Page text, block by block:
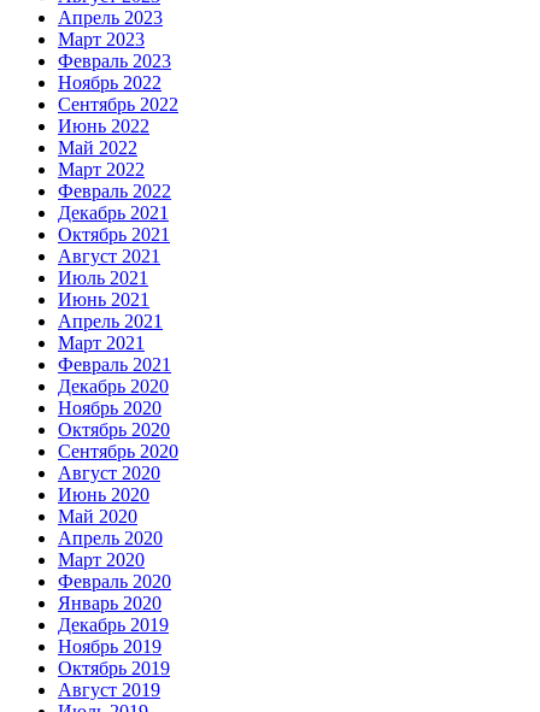
Апрель 2023
Март 2023
Февраль 2023
Ноябрь 2022
Сентябрь 2022
Июнь 2022
Май 2022
Март 2022
Февраль 2022
Декабрь 2021
Октябрь 2021
Август 2021
Июль 2021
Июнь 2021
Апрель 2021
Март 2021
Февраль 2021
Декабрь 2020
Ноябрь 2020
Октябрь 2020
Сентябрь 2020
Август 2020
Июнь 2020
Май 2020
Апрель 2020
Март 2020
Февраль 2020
Январь 2020
Декабрь 2019
Ноябрь 2019
Октябрь 2019
Август 2019